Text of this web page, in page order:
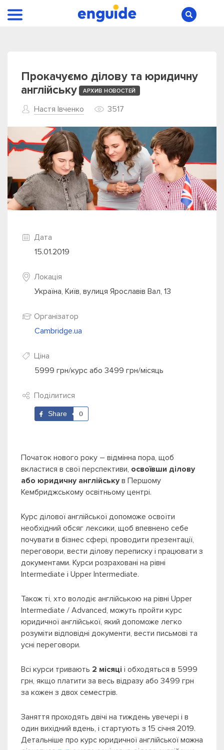
Прокачуємо ділову та юридичну
англійську
АРХИВ НОВОСТЕЙ
Настя Івченко 3517
Дата
15.01.2019
Локація
Україна, Київ, вулиця Ярославів Вал, 13
Організатор
Cambridge.ua
Ціна
5999 грн/курс або 3499 грн/місяць
Поділитися
Share 0
Початок нового року – відмінна пора, щоб
вкластися в свої перспективи, освоївши ділову
або юридичну англійську в Першому
Кембриджському освітньому центрі.
Курс ділової англійської допоможе освоїти
необхідний обсяг лексики, щоб впевнено себе
почувати в бізнес сфері, проводити презентації,
переговори, вести ділову переписку і працювати з
документами. Курси розраховані на рівні
Intermediate і Upper Intermediate.
Також ті, хто володіє англійською на рівні Upper
Intermediate / Advanced, можуть пройти курс
юридичної англійської, який допоможе легко
розуміти відповідні документи, вести письмові та
усні переговори.
Всі курси тривають 2 місяці і обходяться в 5999
грн, якщо платити за весь відразу або 3499 грн
за кожен з двох семестрів.
Заняття проходять двічі на тиждень увечері і в
один вихідний вдень, і стартують з 15 січня 2019.
Детальніше про курс юридичної англійської можна